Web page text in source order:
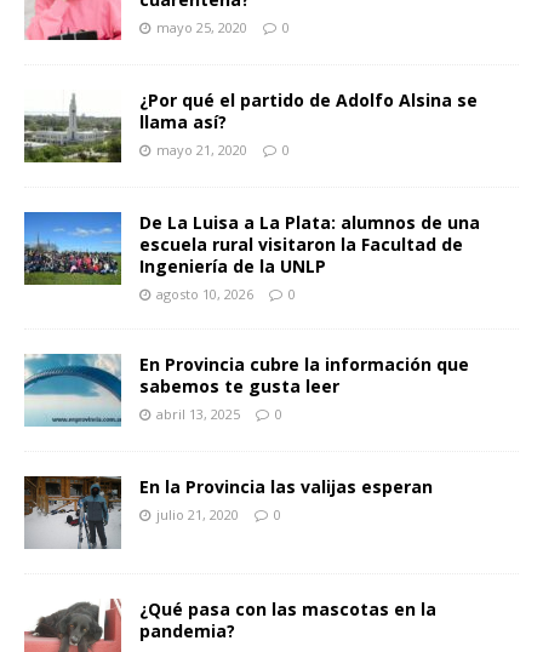
mayo 25, 2020 0
¿Por qué el partido de Adolfo Alsina se
llama así?
mayo 21, 2020 0
De La Luisa a La Plata: alumnos de una
escuela rural visitaron la Facultad de
Ingeniería de la UNLP
agosto 10, 2026 0
En Provincia cubre la información que
sabemos te gusta leer
abril 13, 2025 0
En la Provincia las valijas esperan
julio 21, 2020 0
¿Qué pasa con las mascotas en la
pandemia?